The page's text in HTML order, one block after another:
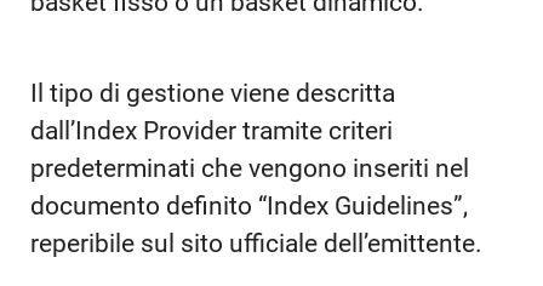
Il tipo di gestione viene descritta
dall’Index Provider tramite criteri
predeterminati che vengono inseriti nel
documento definito “Index Guidelines”,
reperibile sul sito ufficiale dell’emittente.